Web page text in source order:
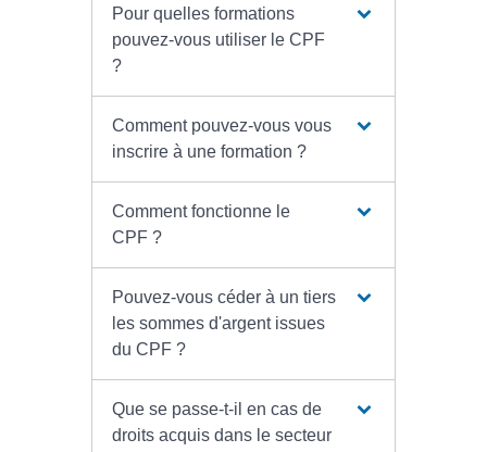
Pour quelles formations
pouvez-vous utiliser le CPF
?
Comment pouvez-vous vous
inscrire à une formation ?
Comment fonctionne le
CPF ?
Pouvez-vous céder à un tiers
les sommes d'argent issues
du CPF ?
Que se passe-t-il en cas de
droits acquis dans le secteur